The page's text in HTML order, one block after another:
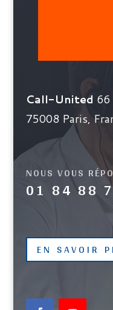
Call-United 66
75008 Paris,
NOUS VOUS
01 84 88
EN SAVOIR